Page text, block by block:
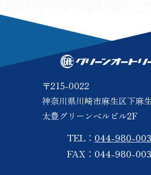
〒215-0022
神奈川県川崎市麻生区下麻
太豊グリーンベルビル2F
TEL： 044-980-
FAX：044-980-